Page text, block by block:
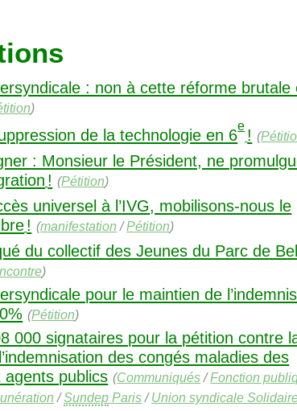
: non à cette réforme brutale
)
de la technologie en 6
e
! (
: Monsieur le Président, ne
! (Pétition)
universel à l’IVG, mobilisons-nous le
! (manifestation /Pétition)
du collectif des Jeunes du Parc de
)
pour le maintien de
(Pétition)
000 signataires pour la pétition contre
des congés maladies des
agents publics (Communiqués/Fonction
/Sundep Paris/Union syndicale